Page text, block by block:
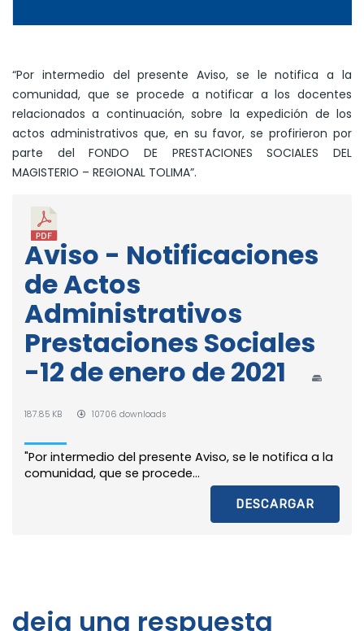
“Por intermedio del presente Aviso, se le notifica a la
comunidad, que se procede a notificar a los docentes
relacionados a continuación, sobre la expedición de los
actos administrativos que, en su favor, se profirieron por
parte del FONDO DE PRESTACIONES SOCIALES DEL
MAGISTERIO – REGIONAL TOLIMA”.
Aviso - Notificaciones
de Actos
Administrativos
Prestaciones Sociales
-12 de enero de 2021
187.85 KB 10706 downloads
"Por intermedio del presente Aviso, se le notifica a la
comunidad, que se procede...
DESCARGAR
deja una respuesta